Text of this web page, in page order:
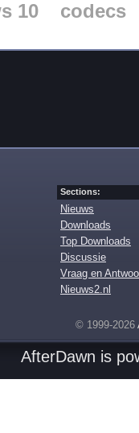
10 codecs
Sections:
Nieuws
Downloads
Top Downloads
Discussie
Vraag en
Nieuws2.nl
© 1999-2026
AfterDawn is